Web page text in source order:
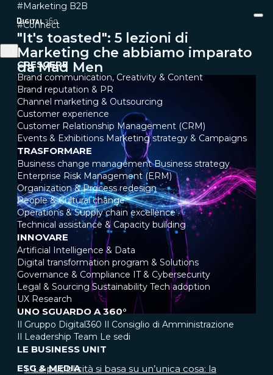
CRESCERE
Brand communication, Creativity & Content
Brand reputation & PR
Channel marketing & Outsourcing
Customer experience
Customer Relationship Management (CRM)
Events & Exhibitions Marketing strategy & Campaigns
TRASFORMARE
Business change management Business strategy
Enterprise Risk Management (ERM)
Organization & Process redesign
People & Cultural change
Operations & Supply chain excellence
Technical assistance & Capacity building
INNOVARE
Artificial Intelligence & Data
Digital transformation program & Solutions
Governance & Compliance IT & Cybersecurity
Legal & Sourcing Sustainability Tech adoption
UX Research
UNO SGUARDO A 360°
Il Gruppo Digital360 Il Consiglio di Amministrazione
Il Leadership Team Le sedi
LE BUSINESS UNIT
ESG & MEDIA
#Marketing B2B
#Connect
"It's toasted": 5 lezioni di
Marketing che abbiamo imparato
da Mad Men
1.“La pubblicità si basa su un’unica cosa: la